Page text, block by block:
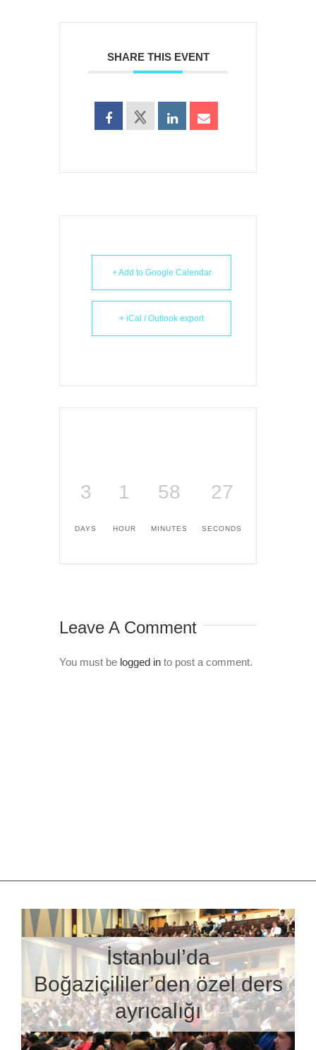
SHARE THIS EVENT
+ Add to Google Calendar
+ iCal / Outlook export
3
DAYS
1
HOUR
58
MINUTES
27
SECONDS
Leave A Comment
You must be logged in to post a comment.
İstanbul’da
Boğaziçililer’den özel ders
ayrıcalığı